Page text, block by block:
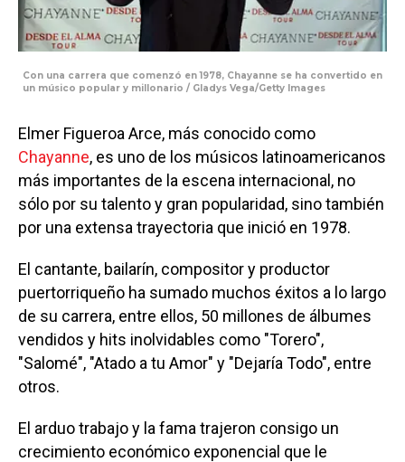
Con una carrera que comenzó en 1978, Chayanne se ha convertido en
un músico popular y millonario / Gladys Vega/Getty Images
Elmer Figueroa Arce, más conocido como
Chayanne, es uno de los músicos latinoamericanos
más importantes de la escena internacional, no
sólo por su talento y gran popularidad, sino también
por una extensa trayectoria que inició en 1978.
El cantante, bailarín, compositor y productor
puertorriqueño ha sumado muchos éxitos a lo largo
de su carrera, entre ellos, 50 millones de álbumes
vendidos y hits inolvidables como "Torero",
"Salomé", "Atado a tu Amor" y "Dejaría Todo", entre
otros.
El arduo trabajo y la fama trajeron consigo un
crecimiento económico exponencial que le